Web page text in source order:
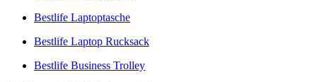
Bestlife Laptoptasche
Bestlife Laptop Rucksack
Bestlife Business Trolley